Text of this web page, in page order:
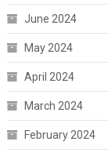
June 2024
May 2024
April 2024
March 2024
February 2024